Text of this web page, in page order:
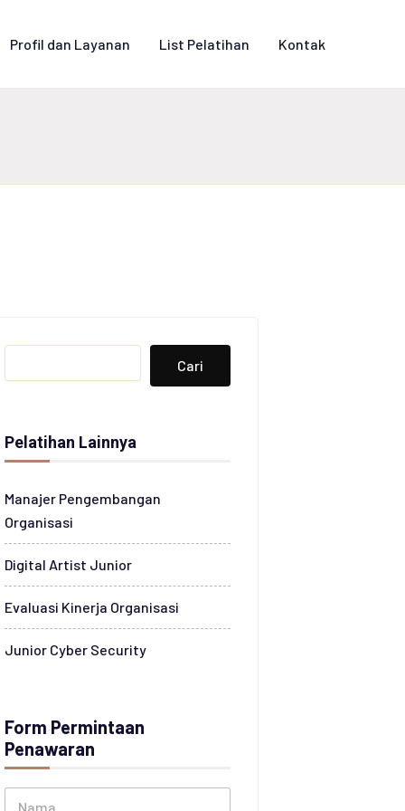
Profil dan Layanan List Pelatihan Kontak
Search
Cari
Pelatihan Lainnya
Manajer Pengembangan
Organisasi
Digital Artist Junior
Evaluasi Kinerja Organisasi
Junior Cyber Security
Form Permintaan
Penawaran
N